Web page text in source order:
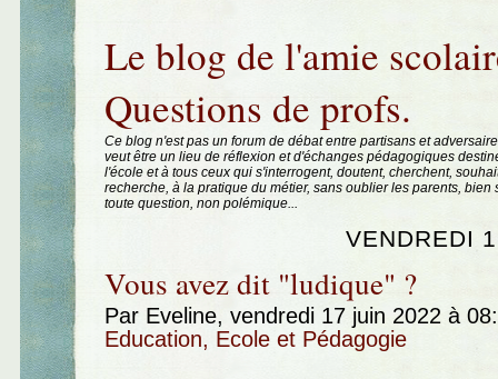
Le blog de l'amie
Questions de profs.
Ce blog n'est pas un forum de débat entre partisans et
veut être un lieu de réflexion et d'échanges pédagogiques
l'école et à tous ceux qui s'interrogent, doutent, cherchent,
recherche, à la pratique du métier, sans oublier les parents, bien
toute question, non polémique...
VENDREDI
Vous avez dit "ludique" ?
Par Eveline, vendredi 17 juin 2022 à
Education, Ecole et Pédagogie